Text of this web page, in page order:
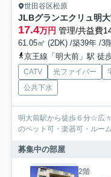
世田谷区松原
JLBグランエクリュ明
17.4万円 管理/共益費
61.05㎡ (2DK) /築39年 /3
京王線「明大前」駅 徒
CATV 光ファイバー
公共下水
明大前駅から徒歩６分☆広
のペット可・楽器可・ルー
募集中の部屋
2階